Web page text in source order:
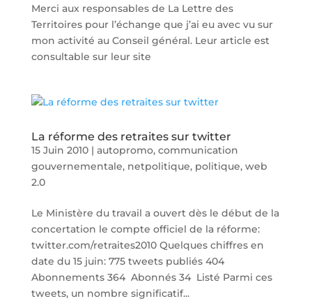
Merci aux responsables de La Lettre des
Territoires pour l’échange que j’ai eu avec vu sur
mon activité au Conseil général. Leur article est
consultable sur leur site
La réforme des retraites sur twitter
15 Juin 2010| autopromo, communication
gouvernementale, netpolitique, politique, web
2.0
Le Ministère du travail a ouvert dès le début de la
concertation le compte officiel de la réforme:
twitter.com/retraites2010 Quelques chiffres en
date du 15 juin: 775 tweets publiés 404
Abonnements 364 Abonnés 34 Listé Parmi ces
tweets, un nombre significatif...